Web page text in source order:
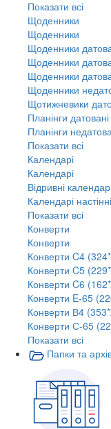
Показати всі
Щоденники
Щоденники
Щоденники
Щоденники
Щоденники
Щоденники
Щотижневики
Планінги датовані
Планінги
Показати всі
Календарі
Календарі
Відривні
Календарі
Показати всі
Конверти
Конверти
Конверти C4
Конверти C5
Конверти C6
Конверти E-65
Конверти В4
Конверти С-65
Показати всі
Папки та